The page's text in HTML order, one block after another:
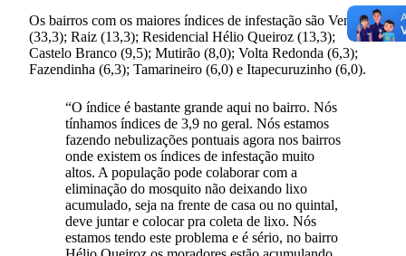
Os bairros com os maiores índices de infestação são Veneza
(33,3); Raiz (13,3); Residencial Hélio Queiroz (13,3);
Castelo Branco (9,5); Mutirão (8,0); Volta Redonda (6,3);
Fazendinha (6,3); Tamarineiro (6,0) e Itapecuruzinho (6,0).
“O índice é bastante grande aqui no bairro. Nós
tínhamos índices de 3,9 no geral. Nós estamos
fazendo nebulizações pontuais agora nos bairros
onde existem os índices de infestação muito
altos. A população pode colaborar com a
eliminação do mosquito não deixando lixo
acumulado, seja na frente de casa ou no quintal,
deve juntar e colocar pra coleta de lixo. Nós
estamos tendo este problema e é sério, no bairro